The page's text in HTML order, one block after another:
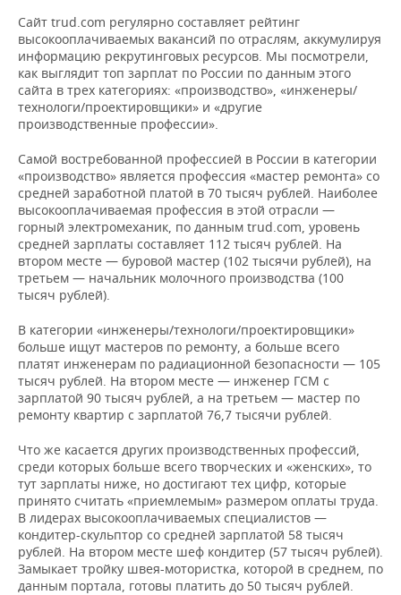
Сайт trud.com регулярно составляет рейтинг
высокооплачиваемых вакансий по отраслям, аккумулируя
информацию рекрутинговых ресурсов. Мы посмотрели,
как выглядит топ зарплат по России по данным этого
сайта в трех категориях: «производство», «инженеры/
технологи/проектировщики» и «другие
производственные профессии».
Самой востребованной профессией в России в категории
«производство» является профессия «мастер ремонта» со
средней заработной платой в 70 тысяч рублей. Наиболее
высокооплачиваемая профессия в этой отрасли —
горный электромеханик, по данным trud.com, уровень
средней зарплаты составляет 112 тысяч рублей. На
втором месте — буровой мастер (102 тысячи рублей), на
третьем — начальник молочного производства (100
тысяч рублей).
В категории «инженеры/технологи/проектировщики»
больше ищут мастеров по ремонту, а больше всего
платят инженерам по радиационной безопасности — 105
тысяч рублей. На втором месте — инженер ГСМ с
зарплатой 90 тысяч рублей, а на третьем — мастер по
ремонту квартир с зарплатой 76,7 тысячи рублей.
Что же касается других производственных профессий,
среди которых больше всего творческих и «женских», то
тут зарплаты ниже, но достигают тех цифр, которые
принято считать «приемлемым» размером оплаты труда.
В лидерах высокооплачиваемых специалистов —
кондитер-скульптор со средней зарплатой 58 тысяч
рублей. На втором месте шеф кондитер (57 тысяч рублей).
Замыкает тройку швея-мотористка, которой в среднем, по
данным портала, готовы платить до 50 тысяч рублей.